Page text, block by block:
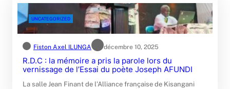
UNCATEGORIZED
Fiston Axel ILUNGA décembre 10, 2025
R.D.C : la mémoire a pris la parole lors du
vernissage de l’Essai du poète Joseph AFUNDI
La salle Jean Finant de l’Alliance française de Kisangani